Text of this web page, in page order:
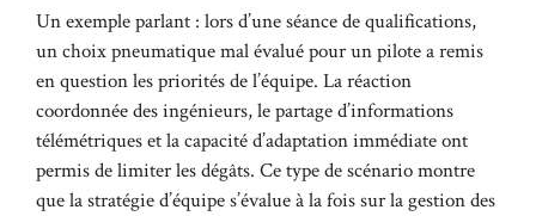
Un exemple parlant : lors d’une séance de qualifications,
un choix pneumatique mal évalué pour un pilote a remis
en question les priorités de l’équipe. La réaction
coordonnée des ingénieurs, le partage d’informations
télémétriques et la capacité d’adaptation immédiate ont
permis de limiter les dégâts. Ce type de scénario montre
que la stratégie d’équipe s’évalue à la fois sur la gestion des